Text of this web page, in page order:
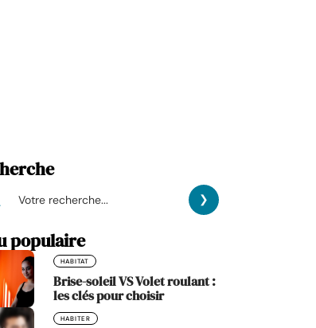
populaire
HABITAT
Brise-soleil VS Volet roulant :
les clés pour choisir
HABITER